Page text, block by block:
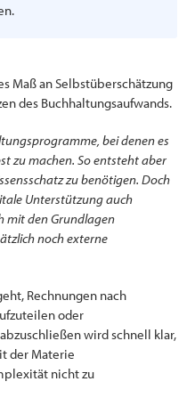
Maß an Selbstüberschätzung
des Buchhaltungsaufwands.
bei denen es
zu machen. So entsteht aber
zu benötigen. Doch
Unterstützung auch
mit den Grundlagen
noch externe
Rechnungen nach
oder
wird schnell klar,
der Materie
nicht zu